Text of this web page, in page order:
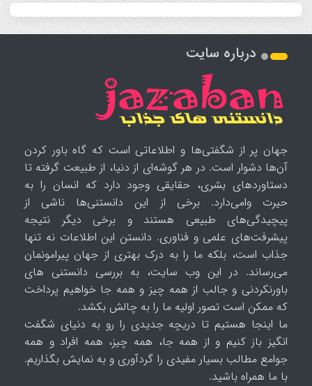
درباره سایت
جهان پر از شگفتی‌ها و اطلاعاتی است که گاه باور کردن
آن‌ها دشوار است. در هر گوشه‌ای از دنیا، از طبیعت گرفته تا
دستاوردهای بشری، حقایقی وجود دارد که انسان را به
حیرت وامی‌دارد. برخی از این دانستنی‌ها ناشی از
پیچیدگی‌های طبیعی هستند و برخی دیگر نتیجه
پیشرفت‌های علمی و فناوری. دانستن این اطلاعات نه تنها
جذاب است، بلکه ما را به درک بهتری از جهان پیرامونمان
می‌رساند. در این وب سایت، به بررسی دانستنی های
باورنکردنی و جالب از همه چیز و همه جا خواهیم پرداخت
که ممکن است تصور اولیه ما را به چالش بکشد.
ما اینجا هستیم تا دریچه جدیدی را رو به دنیای شگفت
انگیز باز کنیم و از همه جا، همه چیز، همه افراد و همه
جوامع مطالب بسیار مفیدی را گردآوری و به نمایش بگذاریم.
با ما همراه باشید.